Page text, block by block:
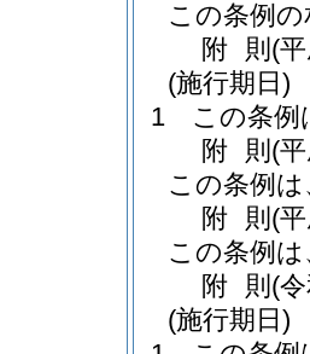
この条例
附 則 (
(施行期日)
1
この条例
附 則 (
この条例
附 則 (
この条例
附 則 (
(施行期日)